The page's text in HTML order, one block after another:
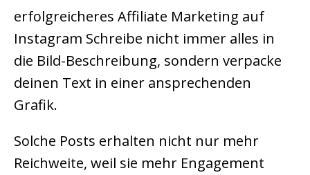
erfolgreicheres Affiliate Marketing auf
Instagram Schreibe nicht immer alles in
die Bild-Beschreibung, sondern verpacke
deinen Text in einer ansprechenden
Grafik.
Solche Posts erhalten nicht nur mehr
Reichweite, weil sie mehr Engagement